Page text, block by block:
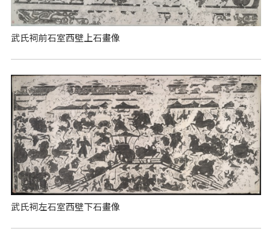
武氏祠前石室西壁上石畫像
武氏祠左石室西壁下石畫像